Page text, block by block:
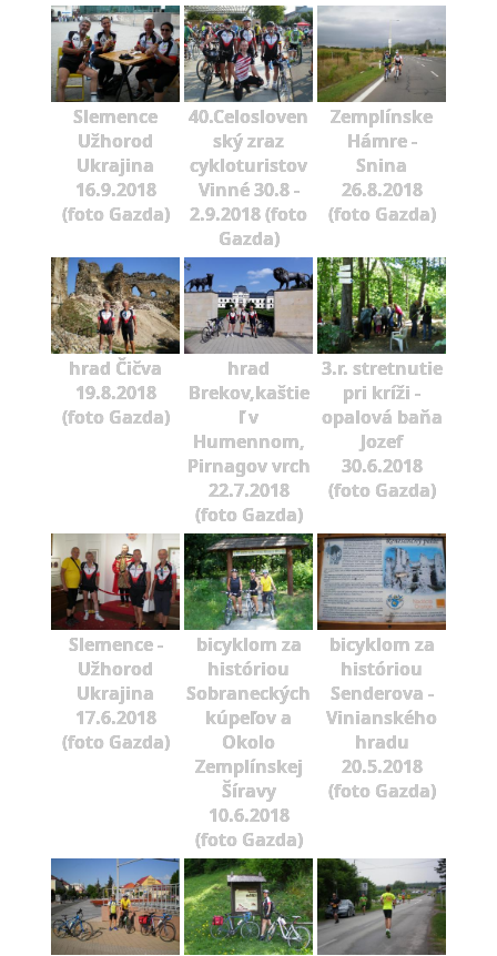
Slemence
Užhorod
Ukrajina
16.9.2018
(foto Gazda)
40.Celosloven
ský zraz
cykloturistov
Vinné 30.8 -
2.9.2018 (foto
Gazda)
Zemplínske
Hámre -
Snina
26.8.2018
(foto Gazda)
hrad Čičva
19.8.2018
(foto Gazda)
hrad
Brekov,kaštie
ľ v
Humennom,
Pirnagov vrch
22.7.2018
(foto Gazda)
3.r. stretnutie
pri kríži -
opalová baňa
Jozef
30.6.2018
(foto Gazda)
Slemence -
Užhorod
Ukrajina
17.6.2018
(foto Gazda)
bicyklom za
históriou
Sobraneckých
kúpeľov a
Okolo
Zemplínskej
Šíravy
10.6.2018
(foto Gazda)
bicyklom za
históriou
Senderova -
Vinianského
hradu
20.5.2018
(foto Gazda)